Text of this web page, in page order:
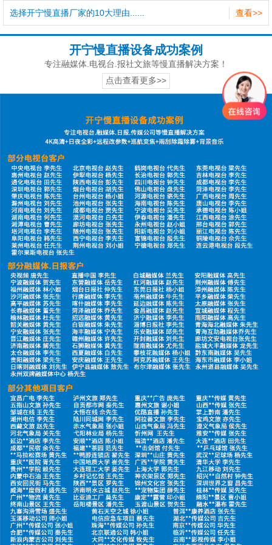
查看>>
选择开宁慢直播厂家的10大理由......
开宁慢直播设备成功案例
专注融媒体.电视台.报社文旅等慢直播解决方案！
点击查看更多>>